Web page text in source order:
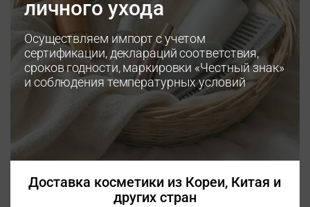
личного ухода
Осуществляем импорт с учетом
сертификации, деклараций соответствия,
сроков годности, маркировки «Честный знак»
и соблюдения температурных условий
Доставка косметики из Кореи, Китая и
других стран